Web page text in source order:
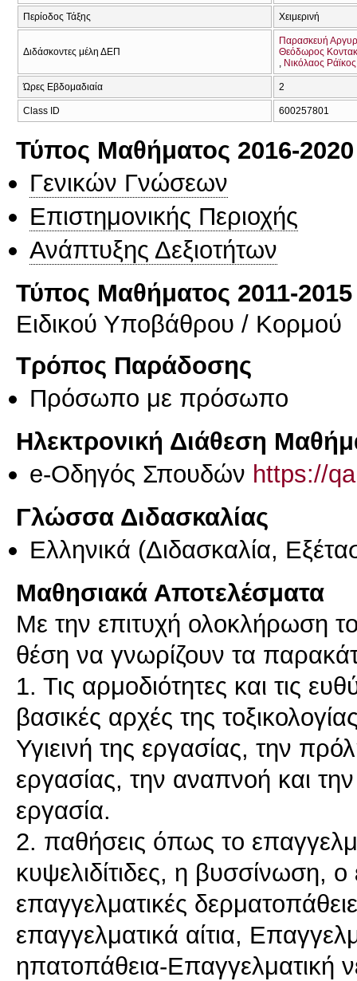
Περίοδος Τάξης Χειμερινή
Διδάσκοντες μέλη ΔΕΠ
Παρασκευή
Θεόδωρος
Νικόλαος Ράϊκος
Ώρες Εβδομαδιαία 2
Class ID 600257801
Τύπος Μαθήματος 2016-2020
Γενικών Γνώσεων
Επιστημονικής Περιοχής
Ανάπτυξης Δεξιοτήτων
Τύπος Μαθήματος 2011-2015
Ειδικού Υποβάθρου / Κορμού
Τρόπος Παράδοσης
Πρόσωπο με πρόσωπο
Ηλεκτρονική Διάθεση
e-Οδηγός Σπουδών https://
Γλώσσα Διδασκαλίας
Ελληνικά (Διδασκαλία,
Μαθησιακά Αποτελέσματα
Με την επιτυχή ολοκλήρωση
θέση να γνωρίζουν τα
1. Τις αρμοδιότητες και τις
βασικές αρχές της
Υγιεινή της εργασίας, την
εργασίας, την αναπνοή και
εργασία.
2. παθήσεις όπως το
κυψελιδίτιδες, η βυσσίνωση,
επαγγελματικές
επαγγελματικά αίτια,
ηπατοπάθεια-Επαγγελματική